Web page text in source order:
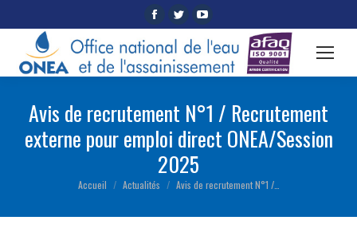
Facebook
opens
in
window
Twitter
opens
in
window
opens
in
window
Avis de recrutement N°1 / Recrutement
externe pour emploi direct ONEA/Session
2025
Vous êtes ici :
Accueil Actualités Avis de recrutement N°1 /…